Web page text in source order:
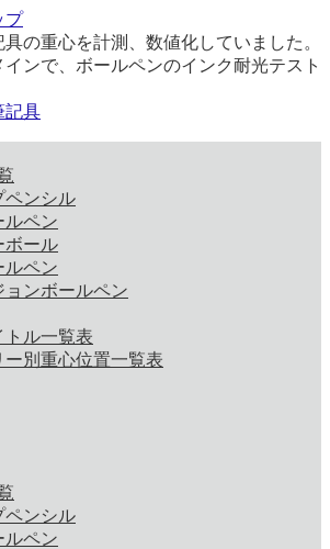
プ
の重心を計測、数値化していました。
ンで、ボールペンのインク耐光テスト
記具
ペンシル
ルペン
ボール
ルペン
ョンボールペン
トル一覧表
ー別重心位置一覧表
ペンシル
ルペン